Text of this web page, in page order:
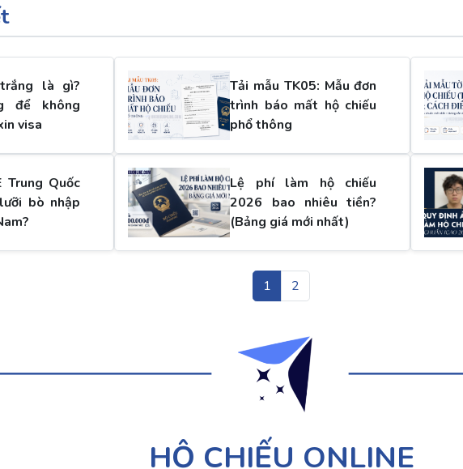
visa tham khảo. Vì vậy, nếu đang tìm
đúng bản chất trước khi quyết định có cần
hay chuẩn bị thêm hồ sơ chứng minh ràng
là gì?
để không
visa
Tải mẫu TK05: Mẫu đơn
trình báo mất hộ chiếu
phổ thông
Trung Quốc
bò nhập
Lệ phí làm hộ chiếu
2026 bao nhiêu tiền?
(Bảng giá mới nhất)
1 2
HỘ CHIẾU ONLINE